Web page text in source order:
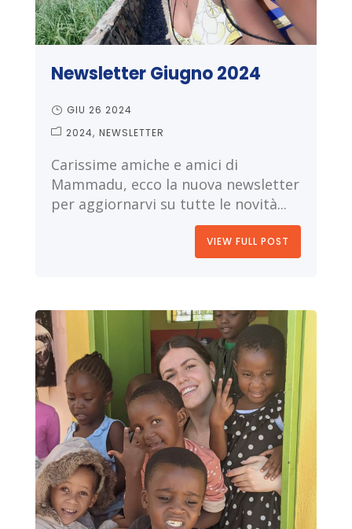
Newsletter Giugno 2024
GIU 26 2024
2024 NEWSLETTER
Carissime amiche e amici di
Mammadu, ecco la nuova newsletter
per aggiornarvi su tutte le novità...
VIEW FULL POST